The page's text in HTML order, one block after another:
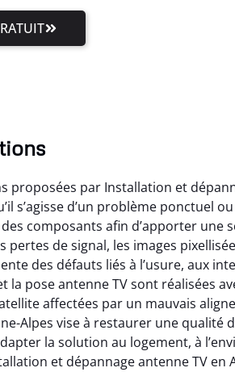
proposées par Installation et
s’agisse d’un problème ponctuel
des composants afin d’apporter
pertes de signal, les images
des défauts liés à l’usure, aux
la pose antenne TV sont réalisées
affectées par un mauvais
Alpes vise à restaurer une qualité
la solution au logement, à
et dépannage antenne TV